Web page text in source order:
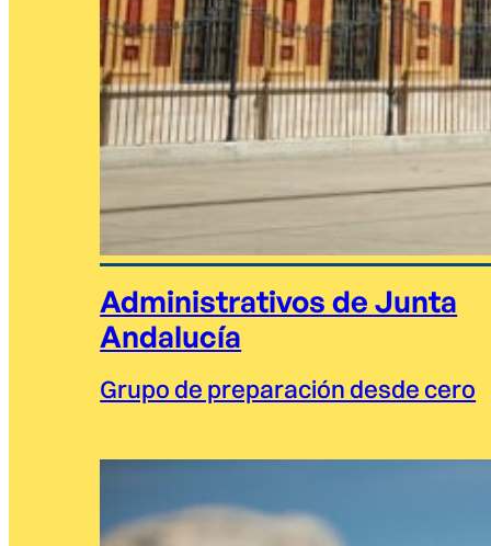
Administrativos de Junta
Andalucía
Grupo de preparación desde cero